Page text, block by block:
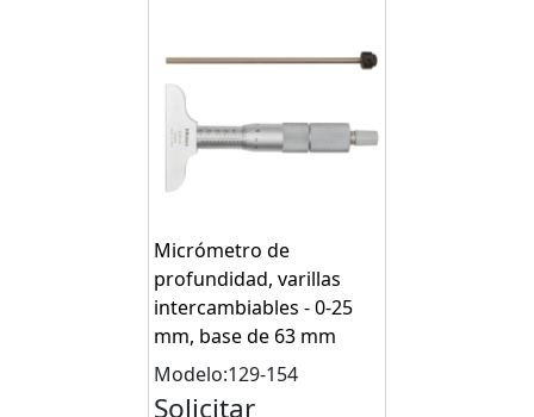
Micrómetro de
profundidad, varillas
intercambiables - 0-25
mm, base de 63 mm
Modelo:129-154
Solicitar